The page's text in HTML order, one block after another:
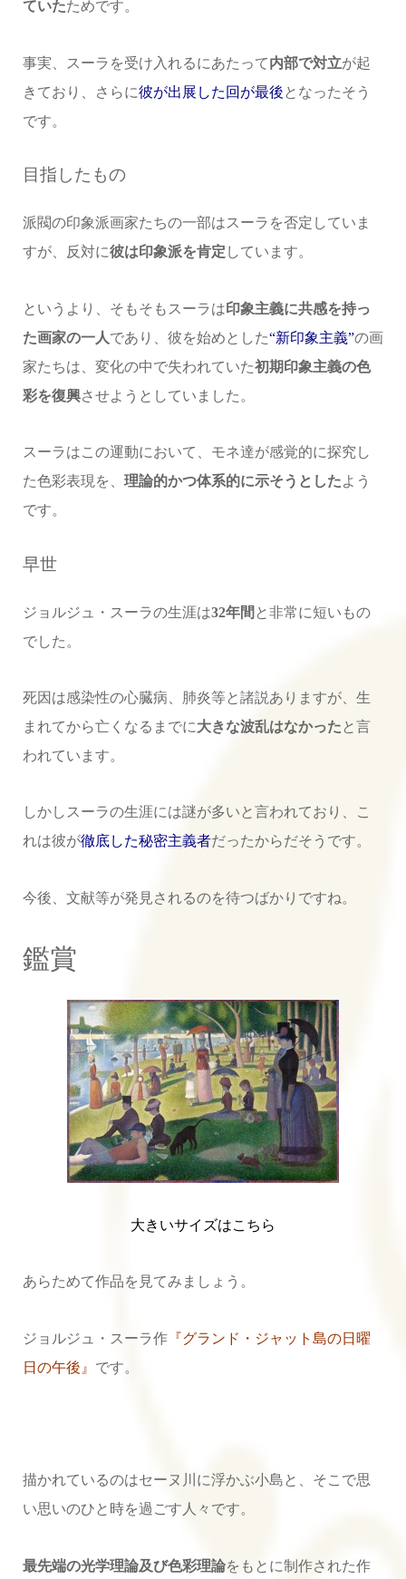
ていたためです。
事実、スーラを受け入れるにあたって内部で対立が起
きており、さらに彼が出展した回が最後 となったそう
です。
目指したもの
派閥の印象派画家たちの一部はスーラを否定していま
すが、反対に彼は印象派を肯定 しています。
というより、そもそもスーラは 印象主義に共感を持っ
た画家の一人であり、彼を始めとした“新印象主義”の画
家たちは、変化の中で失われていた初期印象主義の色
彩を復興させようとしていました。
スーラはこの運動において、モネ達が感覚的に探究し
た色彩表現を、 理論的かつ体系的に示そうとしたよう
です。
早世
ジョルジュ・スーラの生涯は32年間 と非常に短いもの
でした。
死因は感染性の心臓病、肺炎等と諸説ありますが、生
まれてから亡くなるまでに大きな波乱はなかった と言
われています。
しかしスーラの生涯には謎が多いと言われており、こ
れは彼が徹底した秘密主義者だったからだそうです。
今後、文献等が発見されるのを待つばかりですね。
鑑賞
大きいサイズはこちら
あらためて作品を見てみましょう。
ジョルジュ・スーラ作『グランド・ジャット島の日曜
日の午後』 です。
描かれているのはセーヌ川に浮かぶ小島と、そこで思
い思いのひと時を過ごす人々です。
最先端の光学理論及び色彩理論をもとに制作された作